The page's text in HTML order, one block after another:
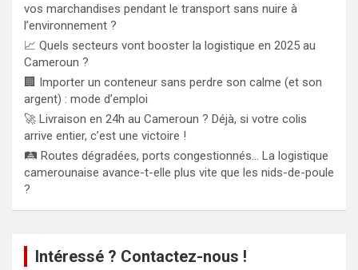
vos marchandises pendant le transport sans nuire à
l’environnement ?
📈 Quels secteurs vont booster la logistique en 2025 au
Cameroun ?
🏢 Importer un conteneur sans perdre son calme (et son
argent) : mode d’emploi
🚀 Livraison en 24h au Cameroun ? Déjà, si votre colis
arrive entier, c’est une victoire !
🛤️ Routes dégradées, ports congestionnés… La logistique
camerounaise avance-t-elle plus vite que les nids-de-poule
?
Intéressé ? Contactez-nous !